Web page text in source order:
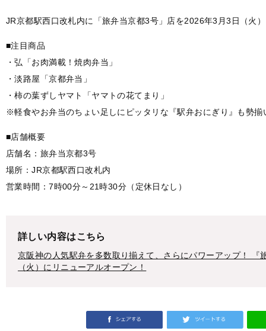
JR京都駅西口改札内に「旅弁当京都3号」店を2026年3月3日（火
■注目商品
・弘「お肉満載！焼肉弁当」
・淡路屋「京都弁当」
・柿の葉ずしヤマト「ヤマトの花てまり」
※軽食やお弁当のちょい足しにピッタリな『駅弁おにぎり』も勢揃
■店舗概要
店舗名：旅弁当京都3号
場所：JR京都駅西口改札内
営業時間：7時00分～21時30分（定休日なし）
詳しい内容はこちら
京阪神の人気駅弁を多数取り揃えて、さらにパワーアップ！ 『
（火）にリニューアルオープン！